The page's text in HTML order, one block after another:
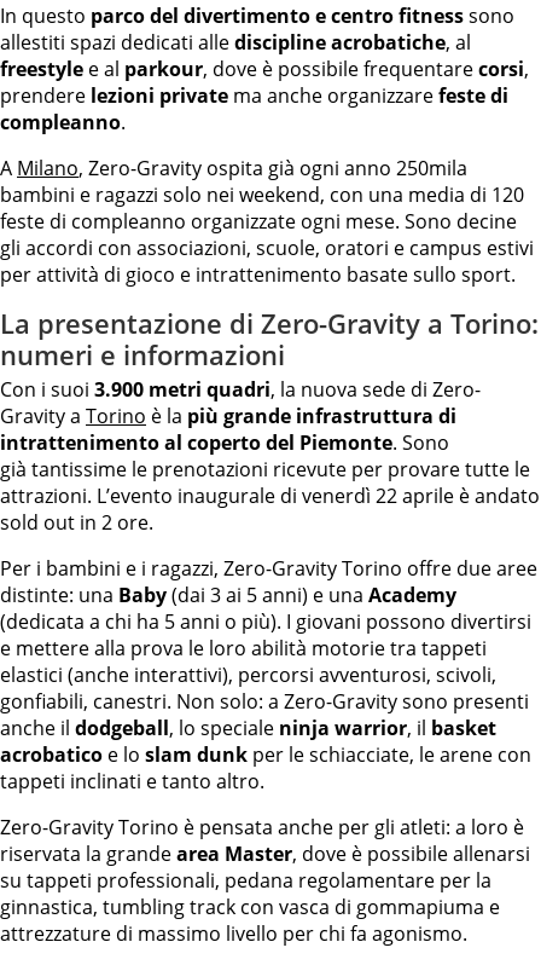
In questo parco del divertimento e centro fitnesssono
allestiti spazi dedicati allediscipline acrobatiche, al
freestyle e al parkour, dove è possibile frequentarecorsi,
prendere lezioni private ma anche organizzarefeste di
compleanno.
A Milano, Zero-Gravity ospita già ogni anno 250mila
bambini e ragazzi solo nei weekend, con una media di 120
feste di compleanno organizzate ogni mese. Sono decine
gli accordi con associazioni, scuole, oratori e campus estivi
per attività di gioco e intrattenimento basate sullo sport.
La presentazione di Zero-Gravity a Torino:
numeri e informazioni
Con i suoi 3.900 metri quadri, la nuova sede di Zero-
Gravity a Torino è la più grande infrastruttura di
intrattenimento al coperto del Piemonte. Sono
già tantissime le prenotazioni ricevute per provare tutte le
attrazioni. L’evento inaugurale di venerdì 22 aprile è andato
sold out in 2 ore.
Per i bambini e i ragazzi, Zero-Gravity Torino offre due aree
distinte: una Baby(dai 3 ai 5 anni) e una Academy
(dedicata a chi ha 5 anni o più). I giovani possono divertirsi
e mettere alla prova le loro abilità motorie tra tappeti
elastici (anche interattivi), percorsi avventurosi, scivoli,
gonfiabili, canestri. Non solo: a Zero-Gravity sono presenti
anche il dodgeball, lo speciale ninja warrior, il basket
acrobatico e lo slam dunk per le schiacciate, le arene con
tappeti inclinati e tanto altro.
Zero-Gravity Torino è pensata anche per gli atleti: a loro è
riservata la grandearea Master, dove è possibile allenarsi
su tappeti professionali, pedana regolamentare per la
ginnastica, tumbling track con vasca di gommapiuma e
attrezzature di massimo livello per chi fa agonismo.